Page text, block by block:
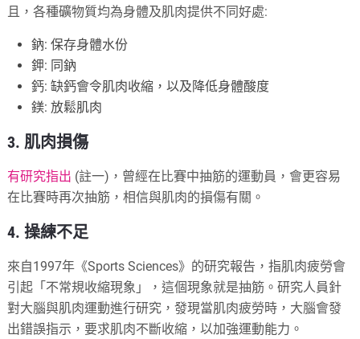
且，各種礦物質均為身體及肌肉提供不同好處:
鈉: 保存身體水份
鉀: 同鈉
鈣: 缺鈣會令肌肉收縮，以及降低身體酸度
鎂: 放鬆肌肉
3. 肌肉損傷
有研究指出 (註一)，曾經在比賽中抽筋的運動員，會更容易
在比賽時再次抽筋，相信與肌肉的損傷有關。
4. 操練不足
來自1997年《Sports Sciences》的研究報告，指肌肉疲勞會
引起「不常規收縮現象」，這個現象就是抽筋。研究人員針
對大腦與肌肉運動進行研究，發現當肌肉疲勞時，大腦會發
出錯誤指示，要求肌肉不斷收縮，以加強運動能力。